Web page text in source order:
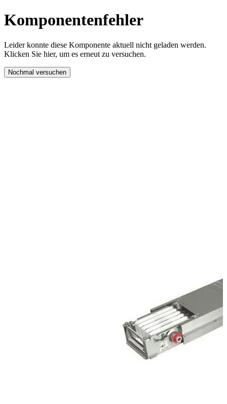
Komponentenfehler
Leider konnte diese Komponente aktuell nicht geladen werden.
Klicken Sie hier, um es erneut zu versuchen.
Nochmal versuchen